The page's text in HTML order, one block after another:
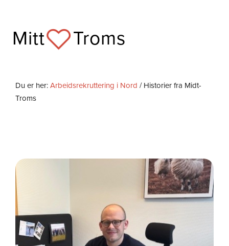
content
Mitt Troms
Du er her:Arbeidsrekruttering i Nord / Historier fra Midt-
Troms